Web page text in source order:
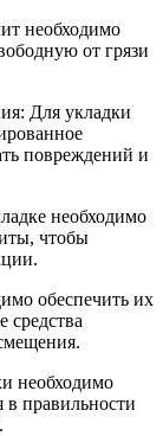
необходимо
от грязи
Для укладки
повреждений и
необходимо
чтобы
обеспечить их
необходимо
в правильности